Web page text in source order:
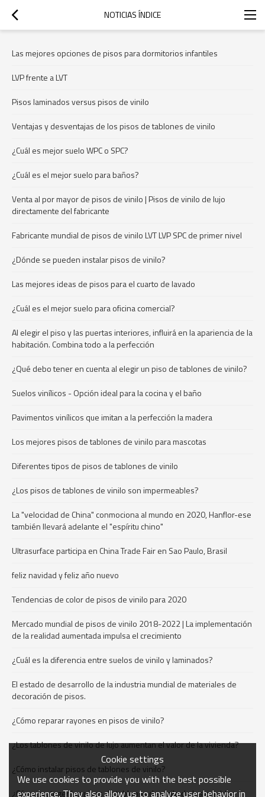
NOTICIAS ÍNDICE
Las mejores opciones de pisos para dormitorios infantiles
LVP frente a LVT
Pisos laminados versus pisos de vinilo
Ventajas y desventajas de los pisos de tablones de vinilo
¿Cuál es mejor suelo WPC o SPC?
¿Cuál es el mejor suelo para baños?
Venta al por mayor de pisos de vinilo | Pisos de vinilo de lujo
directamente del fabricante
Fabricante mundial de pisos de vinilo LVT LVP SPC de primer nivel
¿Dónde se pueden instalar pisos de vinilo?
Las mejores ideas de pisos para el cuarto de lavado
¿Cuál es el mejor suelo para oficina comercial?
Al elegir el piso y las puertas interiores, influirá en la apariencia de la
habitación. Combina todo a la perfección
¿Qué debo tener en cuenta al elegir un piso de tablones de vinilo?
Suelos vinílicos - Opción ideal para la cocina y el baño
Pavimentos vinílicos que imitan a la perfección la madera
Los mejores pisos de tablones de vinilo para mascotas
Diferentes tipos de pisos de tablones de vinilo
¿Los pisos de tablones de vinilo son impermeables?
La "velocidad de China" conmociona al mundo en 2020, Hanflor-ese
también llevará adelante el "espíritu chino"
Ultrasurface participa en China Trade Fair en Sao Paulo, Brasil
feliz navidad y feliz año nuevo
Tendencias de color de pisos de vinilo para 2020
Mercado mundial de pisos de vinilo 2018-2022 | La implementación
de la realidad aumentada impulsa el crecimiento
¿Cuál es la diferencia entre suelos de vinilo y laminados?
El estado de desarrollo de la industria mundial de materiales de
decoración de pisos.
¿Cómo reparar rayones en pisos de vinilo?
¿Los tablones de vinilo de lujo aumentan el valor de la vivienda?
¿Cómo instalar pisos de tablones de vinilo?
¿Cómo proteger los pisos de tablones de vinilo de los muebles
Cookie settings
We use cookies to provide you with the best possible
experience. They also allow us to analyze user behavior in